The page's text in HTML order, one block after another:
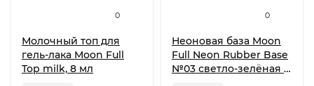
0
Молочный топ для
гель-лака Moon Full
Top milk, 8 мл
0
Неоновая база Moon
Full Neon Rubber Base
№03 светло-зелёная 8